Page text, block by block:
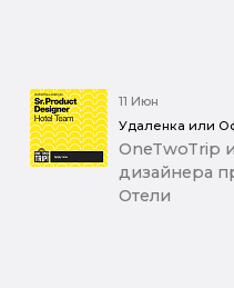
11 Июн
Удаленка или
OneTwoTrip
дизайнера
Отели